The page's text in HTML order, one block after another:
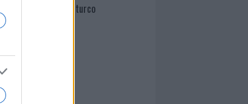
Martina Agostina Diturco
I nostri cari